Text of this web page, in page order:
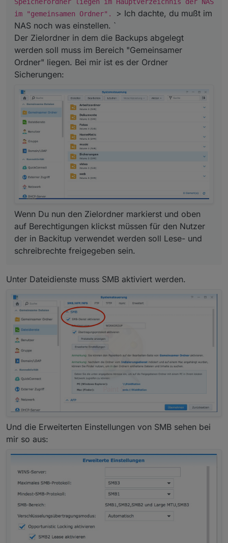
im "gemeinsamen Ordner".
> Ich dachte, du mußt im
NAS noch was einstellen. `
Der Zielordner in dem die Backups abgelegt
werden soll muss im Bereich "Gemeinsamer
Ordner" liegen. Bei mir ist es der Ordner
Sicherungen:
Wenn Du nun den Zielordner markierst und oben
auf Berechtigungen klickst müssen für den Nutzer
der in Backitup verwendet werden soll Lese- und
schreibrechte freigegeben sein.
Unter Dateidienste muss SMB aktiviert werden.
Und die Erweiterten Einstellungen von SMB sehen bei
mir so aus: